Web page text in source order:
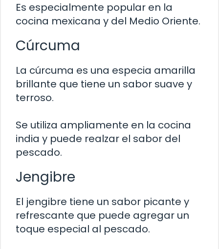
Es especialmente popular en la
cocina mexicana y del Medio Oriente.
Cúrcuma
La cúrcuma es una especia amarilla
brillante que tiene un sabor suave y
terroso.
Se utiliza ampliamente en la cocina
india y puede realzar el sabor del
pescado.
Jengibre
El jengibre tiene un sabor picante y
refrescante que puede agregar un
toque especial al pescado.